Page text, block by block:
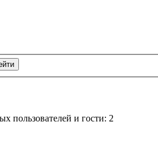
пользователей и гости: 2